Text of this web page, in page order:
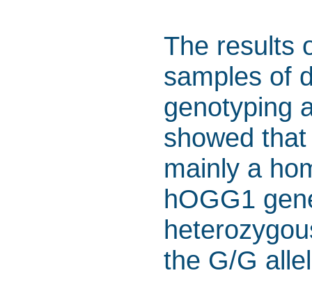
The results
samples of
genotyping
showed
mainly a
hOGG1
the G/G